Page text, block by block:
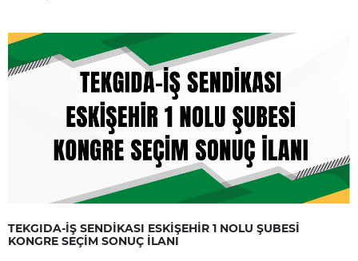
TEKGIDA-İŞ SENDİKASI ESKİŞEHİR 1 NOLU ŞUBESİ
KONGRE SEÇİM SONUÇ İLANI